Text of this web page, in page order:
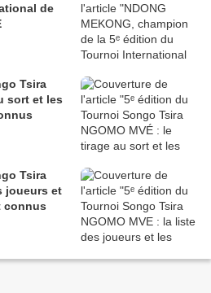
de
Tsira
sort et les
Tsira
joueurs et
connus